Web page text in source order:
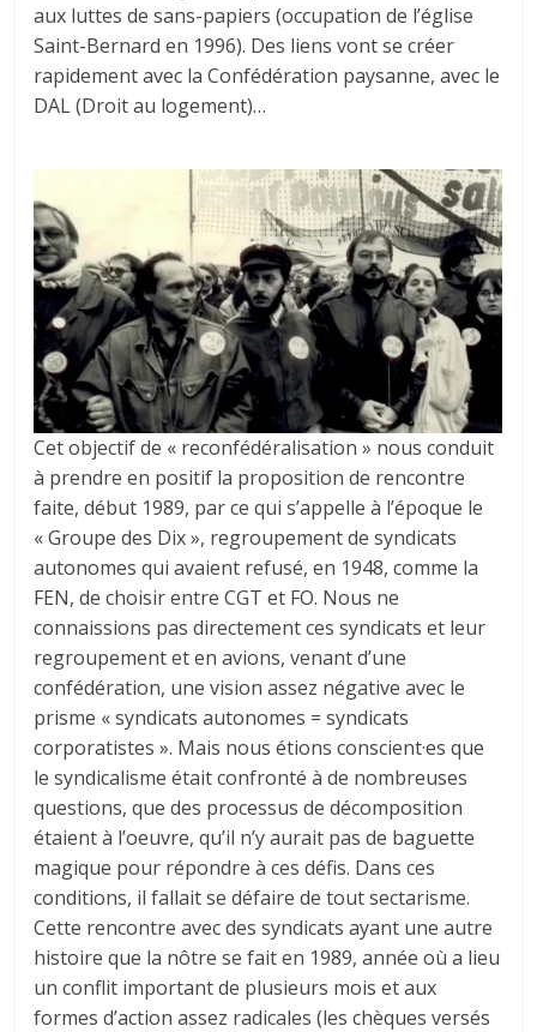
aux luttes de sans-papiers (occupation de l’église
Saint-Bernard en 1996). Des liens vont se créer
rapidement avec la Confédération paysanne, avec le
DAL (Droit au logement)…
Cet objectif de « reconfédéralisation » nous conduit
à prendre en positif la proposition de rencontre
faite, début 1989, par ce qui s’appelle à l’époque le
« Groupe des Dix », regroupement de syndicats
autonomes qui avaient refusé, en 1948, comme la
FEN, de choisir entre CGT et FO. Nous ne
connaissions pas directement ces syndicats et leur
regroupement et en avions, venant d’une
confédération, une vision assez négative avec le
prisme « syndicats autonomes = syndicats
corporatistes ». Mais nous étions conscient·es que
le syndicalisme était confronté à de nombreuses
questions, que des processus de décomposition
étaient à l’oeuvre, qu’il n’y aurait pas de baguette
magique pour répondre à ces défis. Dans ces
conditions, il fallait se défaire de tout sectarisme.
Cette rencontre avec des syndicats ayant une autre
histoire que la nôtre se fait en 1989, année où a lieu
un conflit important de plusieurs mois et aux
formes d’action assez radicales (les chèques versés